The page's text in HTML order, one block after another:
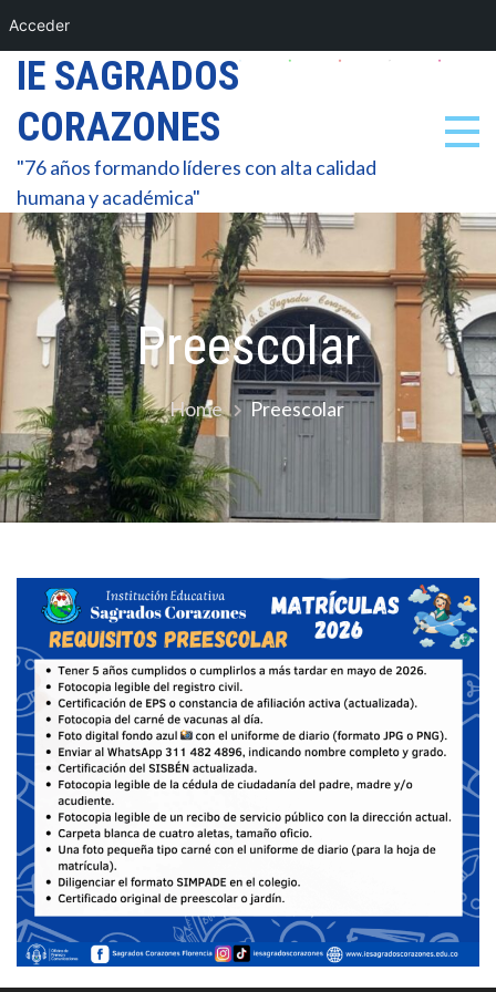
Acceder
Skip
content
IE SAGRADOS
CORAZONES
"76 años formando líderes con alta calidad
humana y académica"
Preescolar
Home Preescolar